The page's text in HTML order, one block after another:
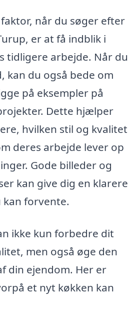
når du søger efter
er at få indblik i
tidligere arbejde. Når du
kan du også bede om
på eksempler på
Dette hjælper
hvilken stil og kvalitet
deres arbejde lever op
Gode billeder og
kan give dig en klarere
kan forvente.
ikke kun forbedre dit
men også øge den
din ejendom. Her er
et nyt køkken kan